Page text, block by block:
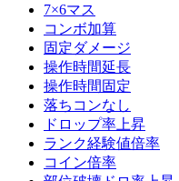
7×6マス
コンボ加算
固定ダメージ
操作時間延長
操作時間固定
落ちコンなし
ドロップ率上昇
ランク経験値倍率
コイン倍率